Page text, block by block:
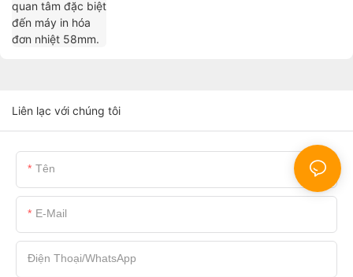
Liên lạc với chúng tôi
Tên
E-Mail
Điện Thoại/whatsApp